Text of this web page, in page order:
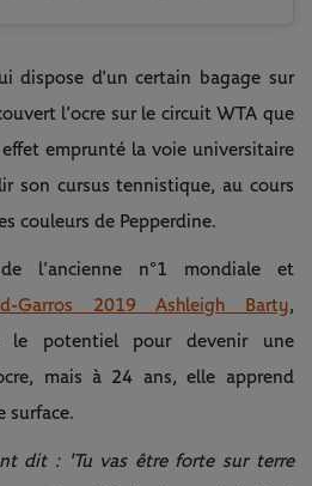
dispose d’un certain bagage sur
l’ocre sur le circuit WTA que
emprunté la voie universitaire
son cursus tennistique, au cours
couleurs de Pepperdine.
l’ancienne n°1 mondiale et
Garros 2019 Ashleigh Barty,
le potentiel pour devenir une
mais à 24 ans, elle apprend
surface.
dit : 'Tu vas être forte sur terre